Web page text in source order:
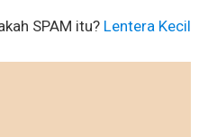
SPAM itu? Lentera Kecil